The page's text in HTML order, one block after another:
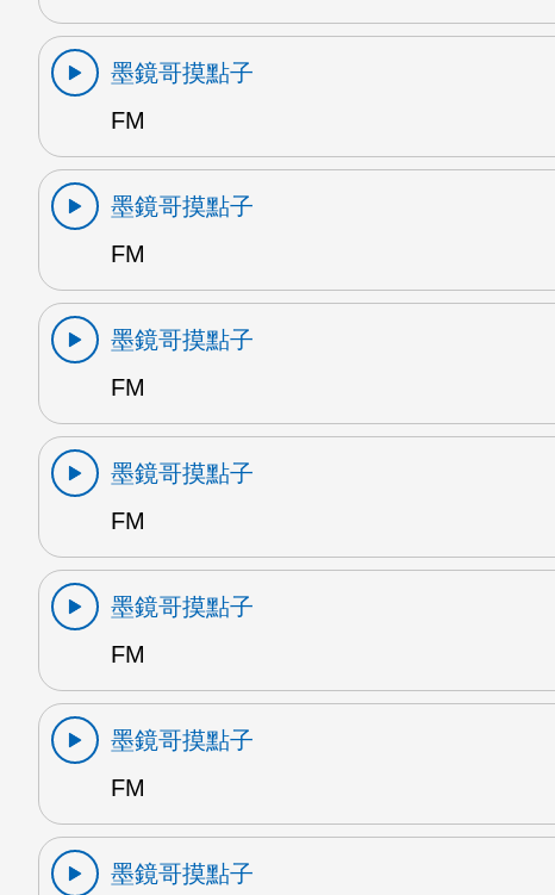
墨鏡哥摸點子
FM
墨鏡哥摸點子
FM
墨鏡哥摸點子
FM
墨鏡哥摸點子
FM
墨鏡哥摸點子
FM
墨鏡哥摸點子
FM
墨鏡哥摸點子